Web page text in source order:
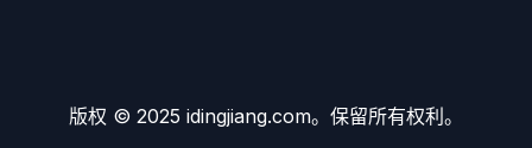
版权 © 2025 idingjiang.com。保留所有权利。